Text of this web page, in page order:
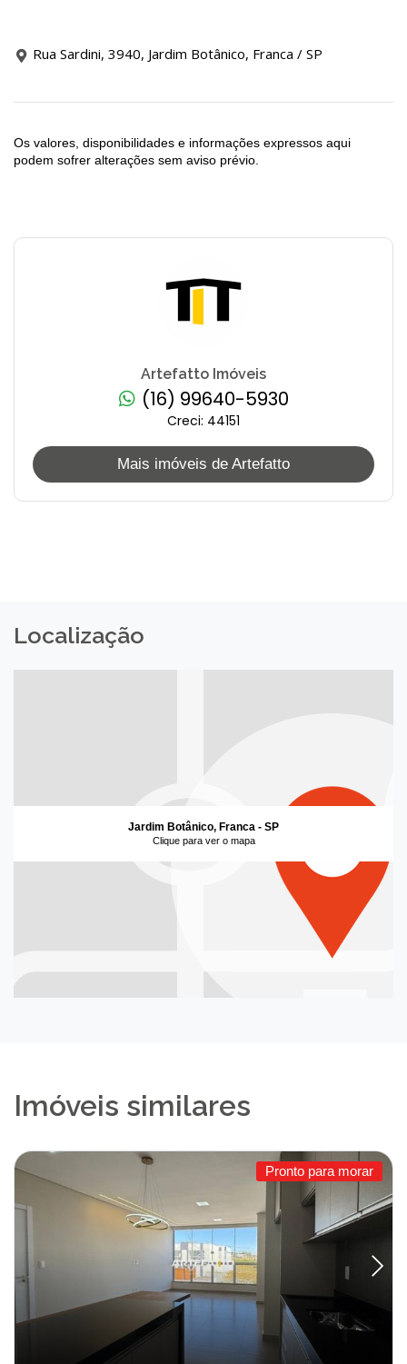
Rua Sardini, 3940, Jardim Botânico, Franca / SP
Os valores, disponibilidades e informações expressos aqui
podem sofrer alterações sem aviso prévio.
Artefatto Imóveis
(16) 99640-5930
Creci: 44151
Mais imóveis de Artefatto
Localização
Jardim Botânico, Franca - SP
Clique para ver o mapa
Imóveis similares
Pronto para morar